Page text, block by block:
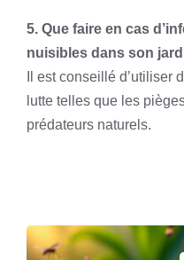
5. Que faire en cas
nuisibles dans son
Il est conseillé d’utiliser
lutte telles que les
prédateurs naturels.